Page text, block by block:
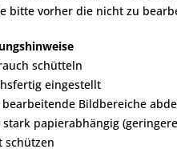
bitte vorher die nicht zu
schütteln
eingestellt
bearbeitende Bildbereiche
stark papierabhängig
schützen